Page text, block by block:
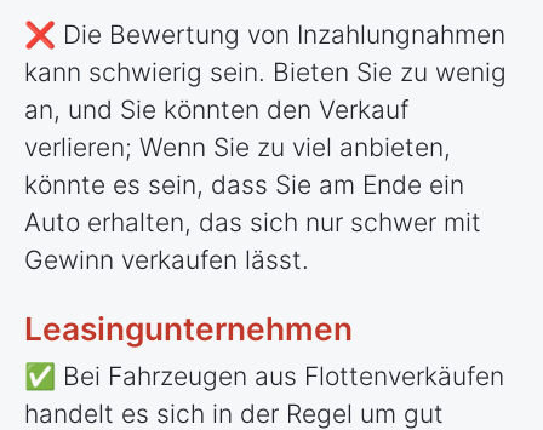
❌ Die Bewertung von Inzahlungnahmen
kann schwierig sein. Bieten Sie zu wenig
an, und Sie könnten den Verkauf
verlieren; Wenn Sie zu viel anbieten,
könnte es sein, dass Sie am Ende ein
Auto erhalten, das sich nur schwer mit
Gewinn verkaufen lässt.
Leasingunternehmen
✅ Bei Fahrzeugen aus Flottenverkäufen
handelt es sich in der Regel um gut